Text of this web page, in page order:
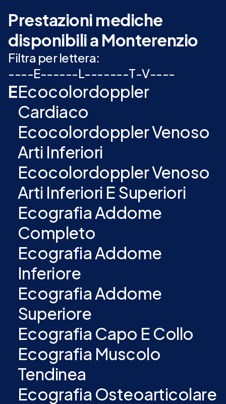
Prestazioni mediche
disponibili a Monterenzio
Filtra per lettera:
----E------L-------T-V----
EEcocolordoppler
Cardiaco
Ecocolordoppler Venoso
Arti Inferiori
Ecocolordoppler Venoso
Arti Inferiori E Superiori
Ecografia Addome
Completo
Ecografia Addome
Inferiore
Ecografia Addome
Superiore
Ecografia Capo E Collo
Ecografia Muscolo
Tendinea
Ecografia Osteoarticolare